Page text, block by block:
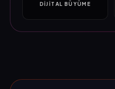
DIJITAL BÜYÜME